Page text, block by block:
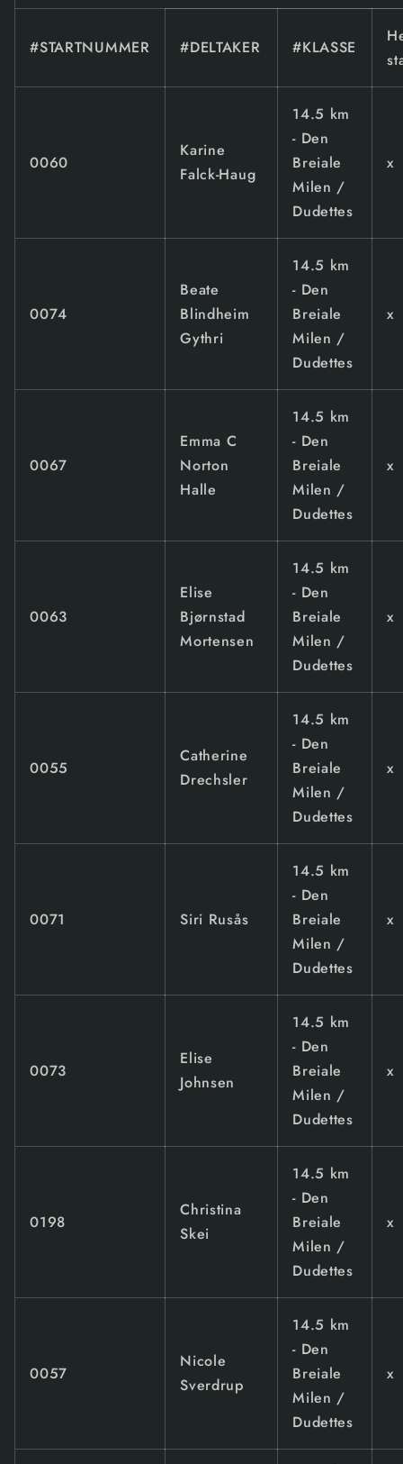
#STARTNUMMER #DELTAKER #KLASSE
0060
Karine
Falck-Haug
14.5 km
- Den
Breiale
Milen /
Dudettes
x
0074
Beate
Blindheim
Gythri
14.5 km
- Den
Breiale
Milen /
Dudettes
x
0067
Emma C
Norton
Halle
14.5 km
- Den
Breiale
Milen /
Dudettes
x
0063
Elise
Bjørnstad
Mortensen
14.5 km
- Den
Breiale
Milen /
Dudettes
x
0055
Catherine
Drechsler
14.5 km
- Den
Breiale
Milen /
Dudettes
x
0071 Siri Rusås
14.5 km
- Den
Breiale
Milen /
Dudettes
x
0073
Elise
Johnsen
14.5 km
- Den
Breiale
Milen /
Dudettes
x
0198
Christina
Skei
14.5 km
- Den
Breiale
Milen /
Dudettes
x
0057
Nicole
Sverdrup
14.5 km
- Den
Breiale
Milen /
Dudettes
x